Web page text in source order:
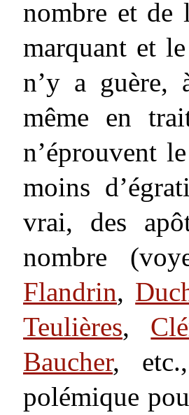
nombre et de
marquant et
n’y a guère,
même en
n’éprouvent
moins
vrai, des
nombre
Flandrin,
Teulières,
Baucher,
polémique